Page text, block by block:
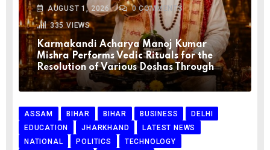
AUGUST 1, 2026 0COMMENTS
335 VIEWS
Karmakandi Acharya Manoj Kumar
Mishra Performs Vedic Rituals for the
Resolution of Various Doshas Through
ASSAM BIHAR BIHAR BUSINESS
DELHI
EDUCATION
JHARKHAND
LATEST NEWS
NATIONAL
POLITICS
TECHNOLOGY